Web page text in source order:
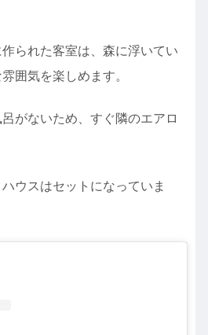
られた客室は、森に浮いてい
囲気を楽しめます。
がないため、すぐ隣のエアロ
ウスはセットになっていま